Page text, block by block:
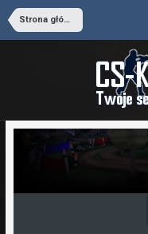
Strona główna